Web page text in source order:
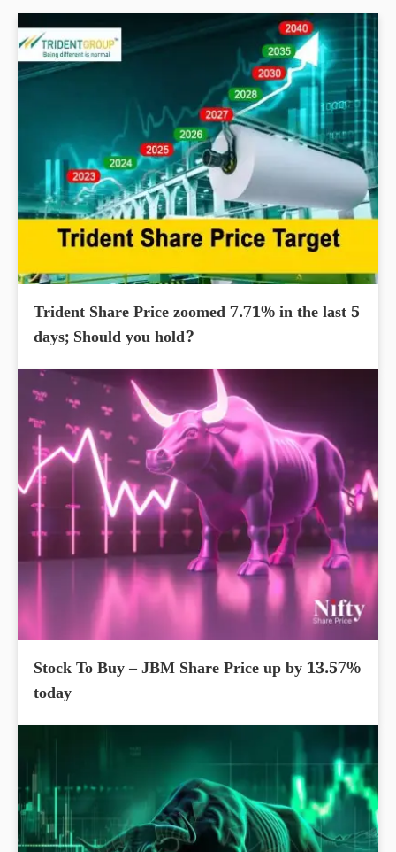
Trident Share Price zoomed 7.71% in the last 5
days; Should you hold?
Stock To Buy – JBM Share Price up by 13.57%
today